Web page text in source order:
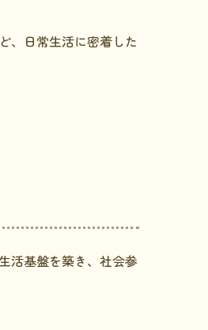
、日常生活に密着した
活基盤を築き、社会参